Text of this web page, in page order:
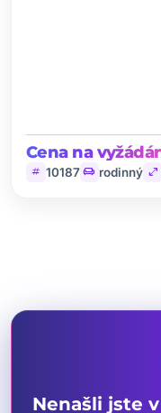
Cena na
tag 10187 chair rodinný open_in_full
Nenašli jste